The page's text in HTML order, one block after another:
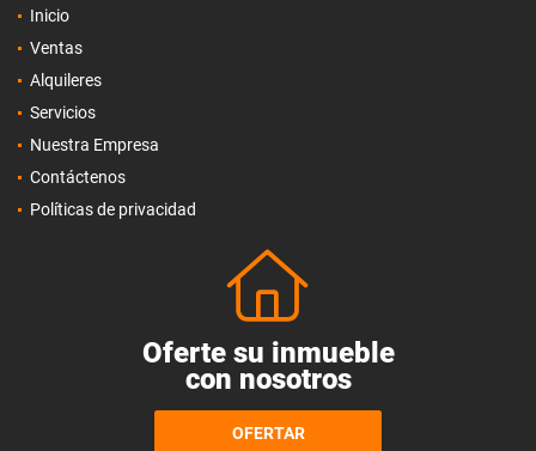
Inicio
Ventas
Alquileres
Servicios
Nuestra Empresa
Contáctenos
Políticas de privacidad
Oferte su inmueble
con nosotros
OFERTAR